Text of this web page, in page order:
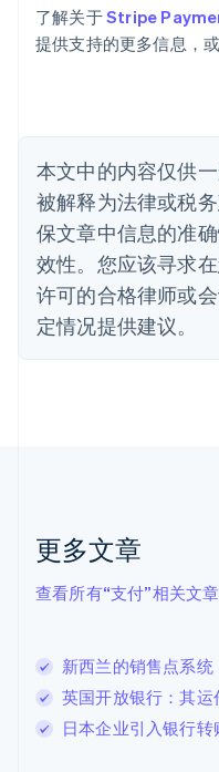
了解关于Stripe
提供支持的更多信息，
本文中的内容仅供
被解释为法律或税
保文章中信息的准
效性。您应该寻求
许可的合格律师或
定情况提供建议。
更多文章
查看所有“支付”相关文章
新西兰的销售点系
英国开放银行：其运
日本企业引入银行转
PortuguêsEnglish
保加利亚
English
丹麦
德国
DeutschEnglish
法国
FrançaisEnglish
芬兰
EnglishSvenska
English
English
卢森堡
罗马尼亚
English